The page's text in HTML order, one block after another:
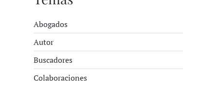
Abogados
Autor
Buscadores
Colaboraciones